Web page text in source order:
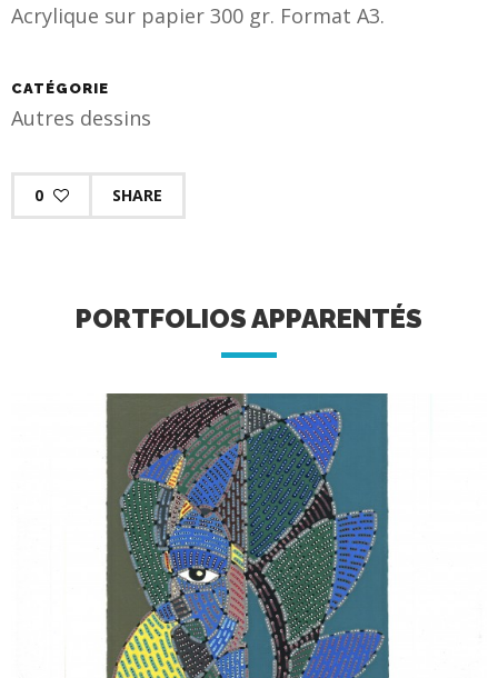
Acrylique sur papier 300 gr. Format A3.
CATÉGORIE
Autres dessins
0 SHARE
PORTFOLIOS APPARENTÉS